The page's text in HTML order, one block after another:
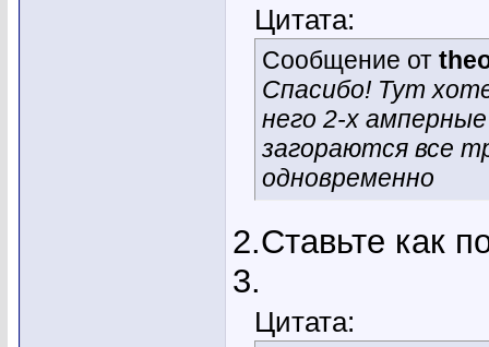
Цитата:
Сообщение от
Спасибо! Тут
него 2-х
загораются все
одновременно
2.Ставьте как
3.
Цитата: